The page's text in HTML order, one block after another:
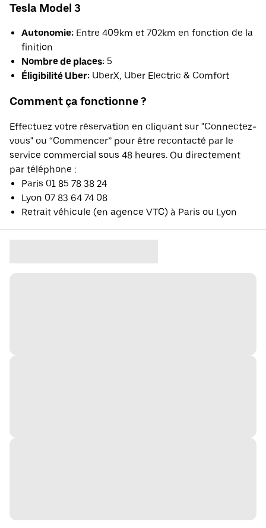
Tesla Model 3
Autonomie: Entre 409km et 702km en fonction de la
finition
Nombre de places: 5
Éligibilité Uber: UberX, Uber Electric & Comfort
Comment ça fonctionne ?
Effectuez votre réservation en cliquant sur "Connectez-
vous" ou “Commencer” pour être recontacté par le
service commercial sous 48 heures. Ou directement
par téléphone :
Paris 01 85 78 38 24
Lyon 07 83 64 74 08
Retrait véhicule (en agence VTC) à Paris ou Lyon